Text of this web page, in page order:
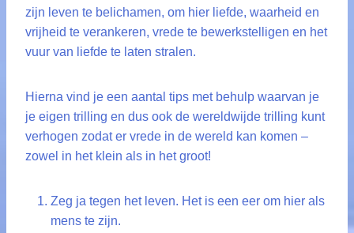
zijn leven te belichamen, om hier liefde, waarheid en
vrijheid te verankeren, vrede te bewerkstelligen en het
vuur van liefde te laten stralen.
Hierna vind je een aantal tips met behulp waarvan je
je eigen trilling en dus ook de wereldwijde trilling kunt
verhogen zodat er vrede in de wereld kan komen –
zowel in het klein als in het groot!
Zeg ja tegen het leven. Het is een eer om hier als
mens te zijn.